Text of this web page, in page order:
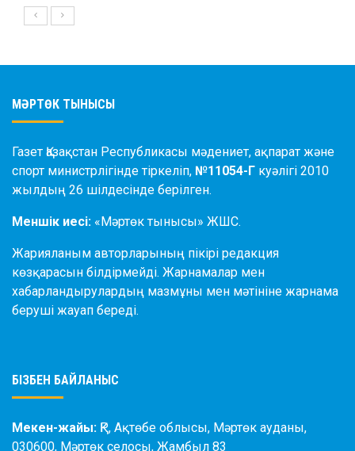
МӘРТӨК ТЫНЫСЫ
Газет Қазақстан Республикасы мәдениет, ақпарат және
спорт министрлігінде тіркеліп, №11054-Г куәлігі 2010
жылдың 26 шілдесінде берілген.
Меншік иесі: «Мәртөк тынысы» ЖШС.
Жарияланым авторларының пікірі редакция
көзқарасын білдірмейді. Жарнамалар мен
хабарландырулардың мазмұны мен мәтініне жарнама
беруші жауап береді.
БІЗБЕН БАЙЛАНЫС
Мекен-жайы: ҚР, Ақтөбе облысы, Мәртөк ауданы,
030600, Мәртөк селосы, Жамбыл 83